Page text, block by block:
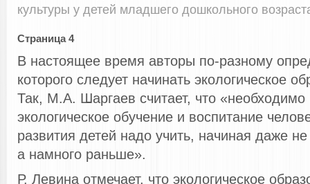
культуры у детей младшего дошкольного
Страница 4
В настоящее время авторы по-разному
которого следует начинать экологическое
Так, М.А. Шаргаев считает, что «необходимо
экологическое обучение и воспитание
развития детей надо учить, начиная даже не
а намного раньше».
Р. Левина отмечает, что экологическое